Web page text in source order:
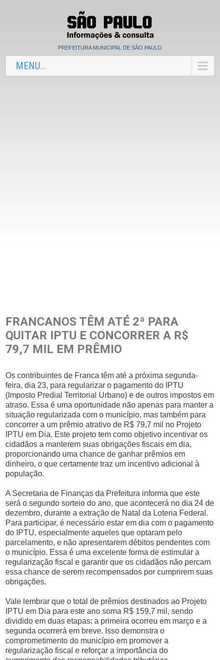
PREFEITURA MUNICIPAL DE SÃO PAULO
MENU...
FRANCANOS TÊM ATÉ 2ª PARA
QUITAR IPTU E CONCORRER A R$
79,7 MIL EM PRÊMIO
Os contribuintes de Franca têm até a próxima segunda-
feira, dia 23, para regularizar o pagamento do IPTU
(Imposto Predial Territorial Urbano) e de outros impostos em
atraso. Essa é uma oportunidade não apenas para manter a
situação regularizada com o município, mas também para
concorrer a um prêmio atrativo de R$ 79,7 mil no Projeto
IPTU em Dia. Este projeto tem como objetivo incentivar os
cidadãos a manterem suas obrigações fiscais em dia,
proporcionando uma chance de ganhar prêmios em
dinheiro, o que certamente traz um incentivo adicional à
população.
A Secretaria de Finanças da Prefeitura informa que este
será o segundo sorteio do ano, que acontecerá no dia 24 de
dezembro, durante a extração de Natal da Loteria Federal.
Para participar, é necessário estar em dia com o pagamento
do IPTU, especialmente aqueles que optaram pelo
parcelamento, e não apresentarem débitos pendentes com
o município. Essa é uma excelente forma de estimular a
regularização fiscal e garantir que os cidadãos não percam
essa chance de serem recompensados por cumprirem suas
obrigações.
Vale lembrar que o total de prêmios destinados ao Projeto
IPTU em Dia para este ano soma R$ 159,7 mil, sendo
dividido em duas etapas: a primeira ocorreu em março e a
segunda ocorrerá em breve. Isso demonstra o
comprometimento do município em promover a
regularização fiscal e reforçar a importância do